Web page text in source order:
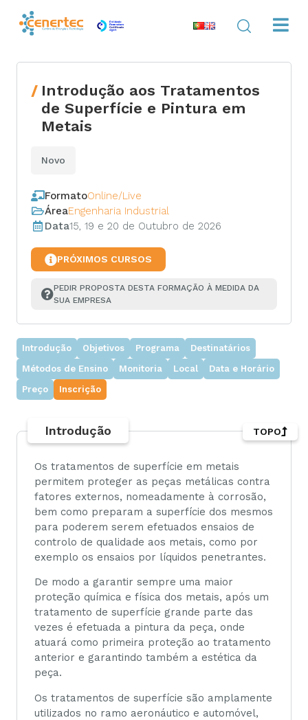
Introdução aos Tratamentos
de Superfície e Pintura em
Metais
Novo
FormatoOnline/Live
ÁreaEngenharia Industrial
Data15, 19 e 20 de Outubro de 2026
PRÓXIMOS CURSOS
PEDIR PROPOSTA DESTA FORMAÇÃO À MEDIDA DA
SUA EMPRESA
Introdução Objetivos Programa
Destinatários
Métodos de Ensino
Monitoria Local
Data e Horário
Preço
Inscrição
Introdução
Os tratamentos de superfície em metais
permitem proteger as peças metálicas contra
fatores externos, nomeadamente à corrosão,
bem como preparam a superfície dos mesmos
para poderem serem efetuados ensaios de
controlo de qualidade aos metais, como por
exemplo os ensaios por líquidos penetrantes.
De modo a garantir sempre uma maior
proteção química e física dos metais, após um
tratamento de superfície grande parte das
vezes é efetuada a pintura da peça, onde
atuará como primeira proteção ao tratamento
anterior e garantindo também a estética da
peça.
Os tratamentos de superfície são amplamente
utilizados no ramo aeronáutico e automóvel,
TOPO